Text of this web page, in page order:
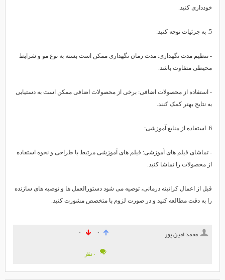
کنید.
تنظیم مدت نگهداری: مدت زمان نگهداری ممکن است بسته به نوع مو و شرایط
متفاوت باشد.
استفاده از محصولات اضافی: برخی از محصولات اضافی ممکن است به دستیابی
نتایج بهتر کمک کنند.
تماشای فیلم های آموزشی: فیلم های آموزشی مرتبط با طراحی و نحوه استفاده
محصولات را تماشا کنید.
از اعمال کراتینه درمانی، توصیه می شود دستورالعمل ها و توصیه های سازنده
به دقت مطالعه کنید و در صورت لزوم با متخصص مشورت کنید.
محمد امین پور